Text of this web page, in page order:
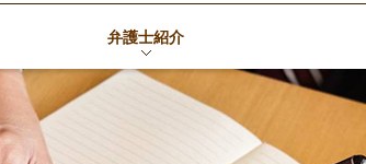
弁護士紹介